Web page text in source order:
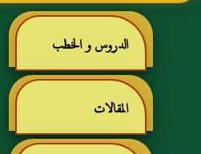
الدروس و الخطب
المقالات